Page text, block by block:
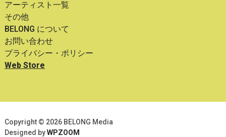
アーティスト一覧
その他
BELONG について
お問い合わせ
プライバシー・ポリシー
Web Store
Copyright © 2026 BELONG Media
Designed byWPZOOM